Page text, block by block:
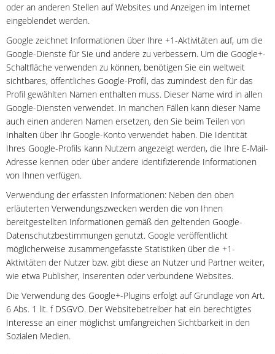
oder an anderen Stellen auf Websites und Anzeigen im Internet
eingeblendet werden.
Google zeichnet Informationen über Ihre +1-Aktivitäten auf, um die
Google-Dienste für Sie und andere zu verbessern. Um die Google+-
Schaltfläche verwenden zu können, benötigen Sie ein weltweit
sichtbares, öffentliches Google-Profil, das zumindest den für das
Profil gewählten Namen enthalten muss. Dieser Name wird in allen
Google-Diensten verwendet. In manchen Fällen kann dieser Name
auch einen anderen Namen ersetzen, den Sie beim Teilen von
Inhalten über Ihr Google-Konto verwendet haben. Die Identität
Ihres Google-Profils kann Nutzern angezeigt werden, die Ihre E-Mail-
Adresse kennen oder über andere identifizierende Informationen
von Ihnen verfügen.
Verwendung der erfassten Informationen: Neben den oben
erläuterten Verwendungszwecken werden die von Ihnen
bereitgestellten Informationen gemäß den geltenden Google-
Datenschutzbestimmungen genutzt. Google veröffentlicht
möglicherweise zusammengefasste Statistiken über die +1-
Aktivitäten der Nutzer bzw. gibt diese an Nutzer und Partner weiter,
wie etwa Publisher, Inserenten oder verbundene Websites.
Die Verwendung des Google+-Plugins erfolgt auf Grundlage von Art.
6 Abs. 1 lit. f DSGVO. Der Websitebetreiber hat ein berechtigtes
Interesse an einer möglichst umfangreichen Sichtbarkeit in den
Sozialen Medien.